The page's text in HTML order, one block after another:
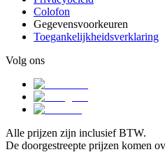
Colofon
Gegevensvoorkeuren
Toegankelijkheidsverklaring
Volg ons
Alle prijzen zijn inclusief BTW.
De doorgestreepte prijzen komen